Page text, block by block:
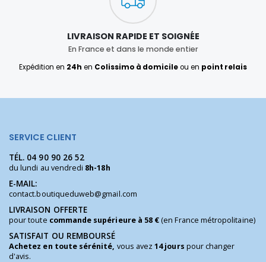
LIVRAISON RAPIDE ET SOIGNÉE
En France et dans le monde entier
Expédition en 24h en Colissimo à domicileou en point relais
SERVICE CLIENT
TÉL. 04 90 90 26 52
du lundi au vendredi 8h-18h
E-MAIL:
contact.boutiqueduweb@gmail.com
LIVRAISON OFFERTE
pour toute commande supérieure à 58 €(en France métropolitaine)
SATISFAIT OU REMBOURSÉ
Achetez en toute sérénité, vous avez14 jours pour changer
d'avis.